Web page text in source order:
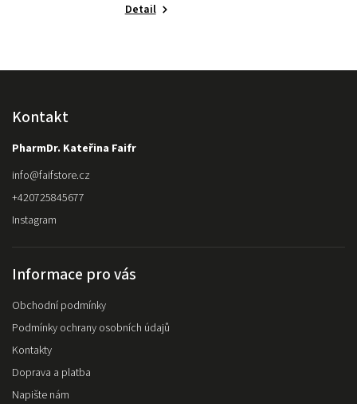
Detail
Kontakt
PharmDr. Kateřina Faifr
info@faifstore.cz
+420725845677
Instagram
Informace pro vás
Obchodní podmínky
Podmínky ochrany osobních údajů
Kontakty
Doprava a platba
Napište nám